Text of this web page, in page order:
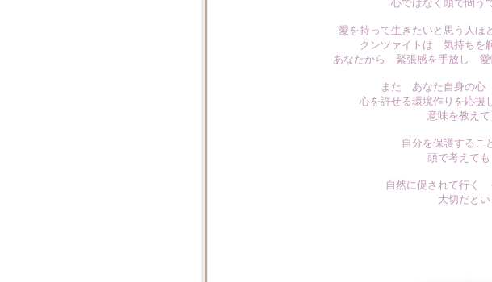
心ではなく頭で問う
愛を持って生きたいと思う人ほ
クンツァイトは 気持ちを
あなたから 緊張感を手放し 愛
また あなた自身の心
心を許せる環境作りを応
意味を教えて
自分を保護する
頭で考えて
自然に促されて行く
大切だと